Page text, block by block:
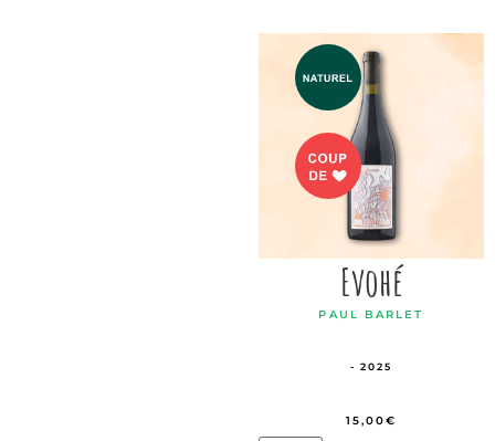
Evohé
PAUL BARLET
- 2025
15,00€